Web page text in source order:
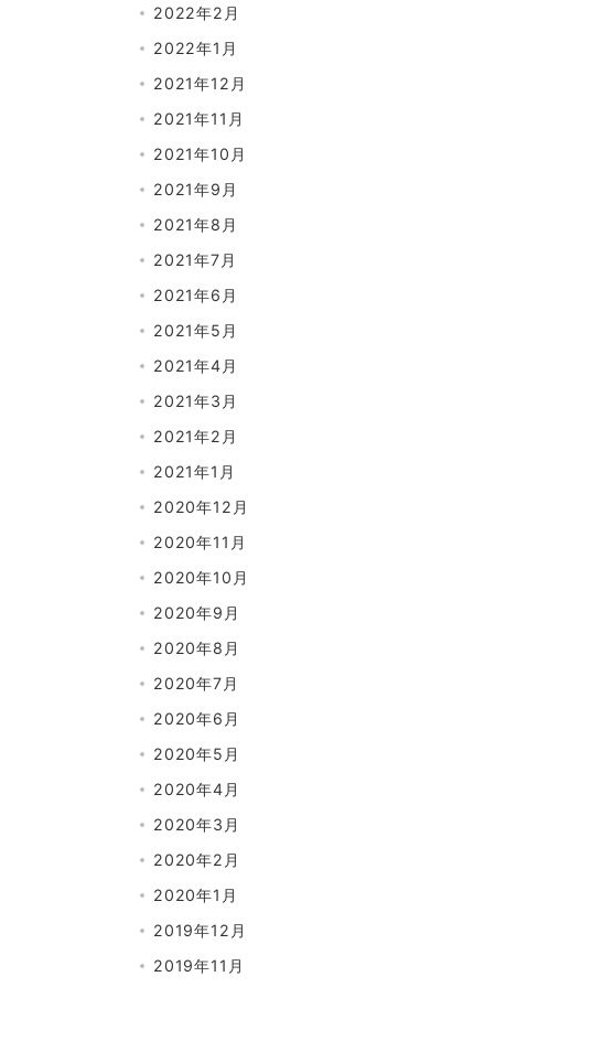
2022年2月
2022年1月
2021年12月
2021年11月
2021年10月
2021年9月
2021年8月
2021年7月
2021年6月
2021年5月
2021年4月
2021年3月
2021年2月
2021年1月
2020年12月
2020年11月
2020年10月
2020年9月
2020年8月
2020年7月
2020年6月
2020年5月
2020年4月
2020年3月
2020年2月
2020年1月
2019年12月
2019年11月